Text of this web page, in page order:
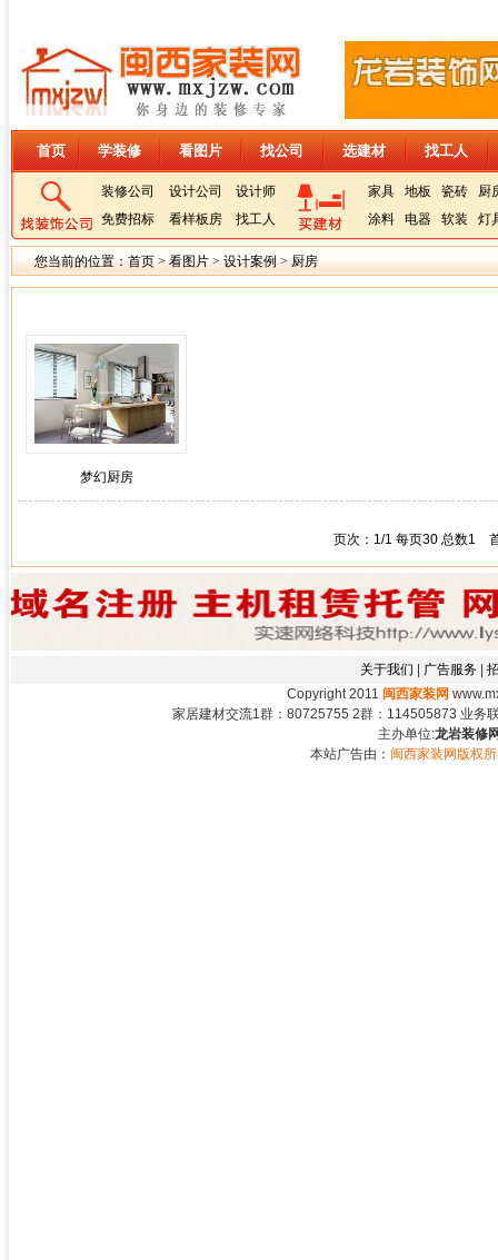
首页 学装修 看图片 找公司 选建材 找工人
装修公司 设计公司
设计师
免费招标
看样板房 找工人
家具 地板 瓷砖
厨
涂料
电器 软装 灯
您当前的位置：首页>看图片>设计案例>厨房
梦幻厨房
页次：1/1 每页30 总数1
关于我们 广告服务|
Copyright 2011 闽西家装网
家居建材交流1群：80725755 2群：114505873 业务
主办单位:龙岩装修
本站广告由： 闽西家装网版权